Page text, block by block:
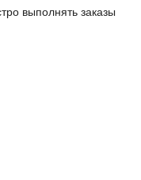
выполнять заказы